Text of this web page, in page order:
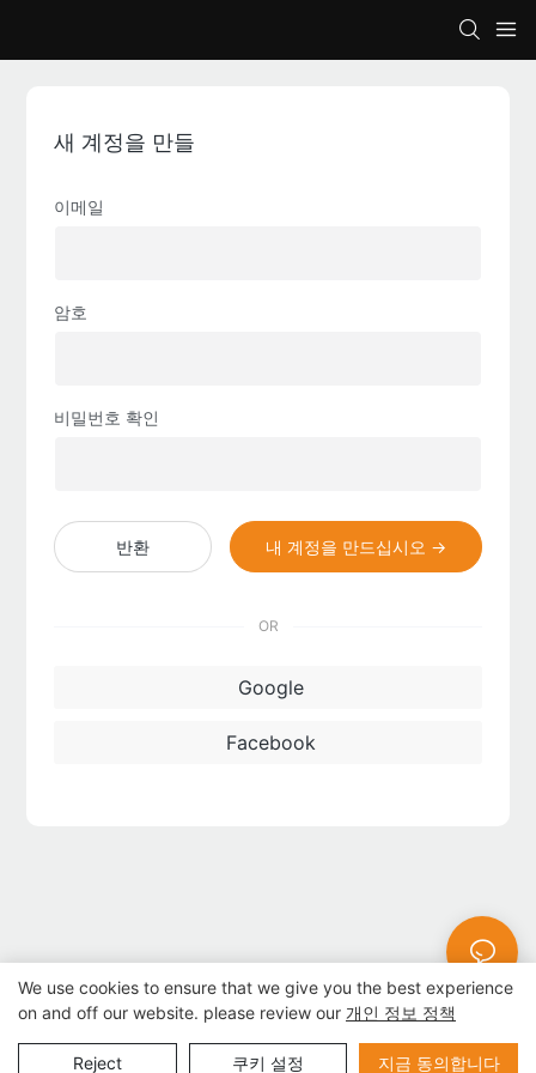
새 계정을 만들
이메일
암호
비밀번호 확인
반환 내 계정을 만드십시오 →
OR
Google
Facebook
Copyright © 2026 (주)이스타정보기술 - www.estarkiosk.com |
We use cookies to ensure that we give you the best experience
on and off our website. please review our 개인 정보 정책
Reject 쿠키 설정 지금 동의합니다